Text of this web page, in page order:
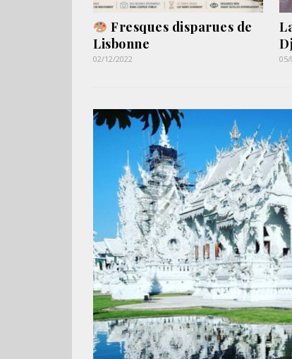
Fresques disparues de
Lisbonne
02/12/2022 05/